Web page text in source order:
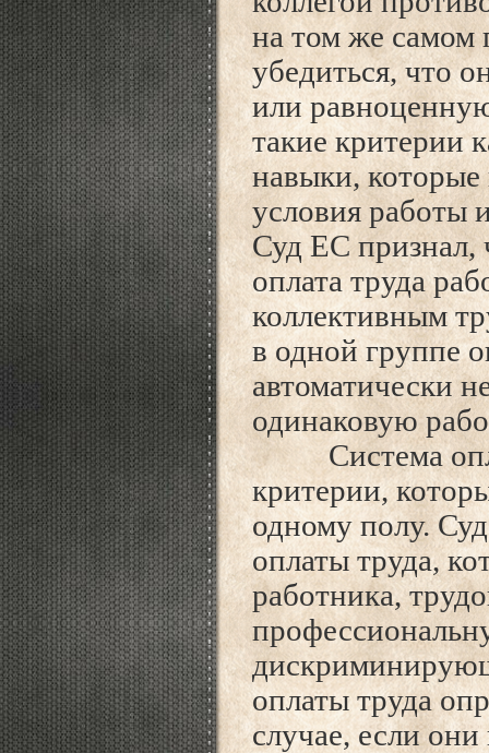
на том же самом
убедиться, что
или
такие критерии
навыки,
условия работы
Суд ЕС признал,
оплата труда
коллективным
в одной группе
автоматически
одинаковую
Система
критерии,
одному полу.
оплаты труда,
работника,
оплаты труда
случае, если